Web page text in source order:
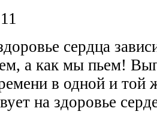
сердца
а как мы пьем!
в одной и той
на здоровье